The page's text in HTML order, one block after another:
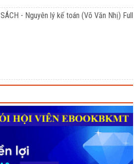
SÁCH - Nguyên lý kế toán (Võ Văn Nhị) Full